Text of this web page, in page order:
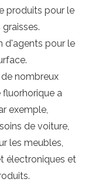
produits pour le
d'agents pour le
nombreux
a
exemple,
de voiture,
les meubles,
électroniques et